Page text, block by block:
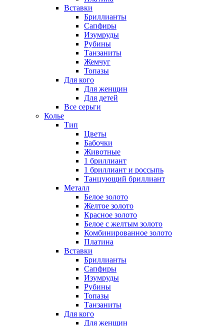
Вставки
Бриллианты
Сапфиры
Изумруды
Рубины
Танзаниты
Жемчуг
Топазы
Для кого
Для женщин
Для детей
Все серьги
Колье
Тип
Цветы
Бабочки
Животные
1 бриллиант
1 бриллиант и россыпь
Танцующий бриллиант
Металл
Белое золото
Желтое золото
Красное золото
Белое с желтым золото
Комбинированное золото
Платина
Вставки
Бриллианты
Сапфиры
Изумруды
Рубины
Топазы
Танзаниты
Для кого
Для женщин